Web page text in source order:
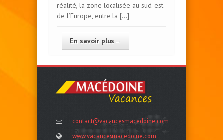
réalité, la zone localisée au sud-est
de l’Europe, entre la […]
En savoir plus →
contact@vacancesmacedoine.com
www.vacancesmacedoine.com